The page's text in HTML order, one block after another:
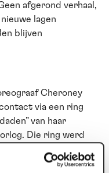
afgerond verhaal,
lagen
blijven
Cheroney
via een ring
van haar
Die ring werd